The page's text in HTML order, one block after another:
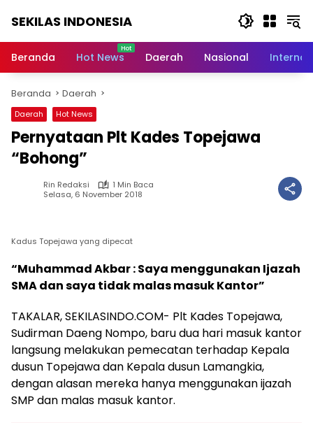
SEKILAS INDONESIA
Terkini,
Latest
World,
Headlines,
News
Today
Beranda Hot News Daerah Nasional
Beranda Daerah
Daerah Hot News
Pernyataan Plt Kades Topejawa
“Bohong”
Rin Redaksi
1 Min Baca
Selasa, 6 November 2018
Kadus Topejawa yang dipecat
“Muhammad Akbar : Saya menggunakan Ijazah
SMA dan saya tidak malas masuk Kantor”
TAKALAR, SEKILASINDO.COM- Plt Kades Topejawa,
Sudirman Daeng Nompo, baru dua hari masuk kantor
langsung melakukan pemecatan terhadap Kepala
dusun Topejawa dan Kepala dusun Lamangkia,
dengan alasan mereka hanya menggunakan ijazah
SMP dan malas masuk kantor.